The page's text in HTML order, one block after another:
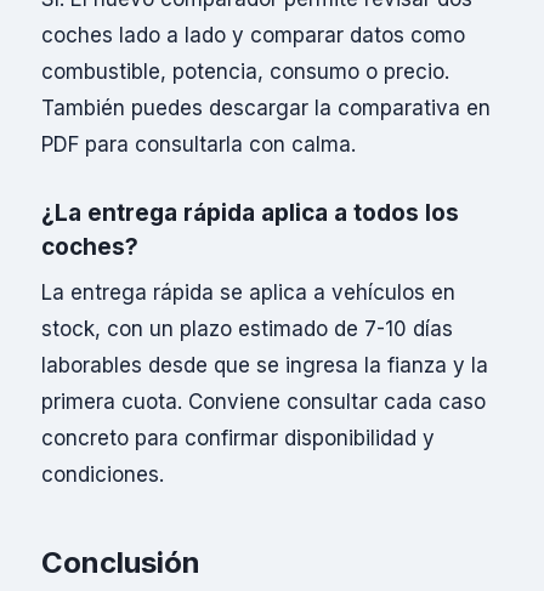
coches lado a lado y comparar datos como
combustible, potencia, consumo o precio.
También puedes descargar la comparativa en
PDF para consultarla con calma.
¿La entrega rápida aplica a todos los
coches?
La entrega rápida se aplica a vehículos en
stock, con un plazo estimado de 7-10 días
laborables desde que se ingresa la fianza y la
primera cuota. Conviene consultar cada caso
concreto para confirmar disponibilidad y
condiciones.
Conclusión